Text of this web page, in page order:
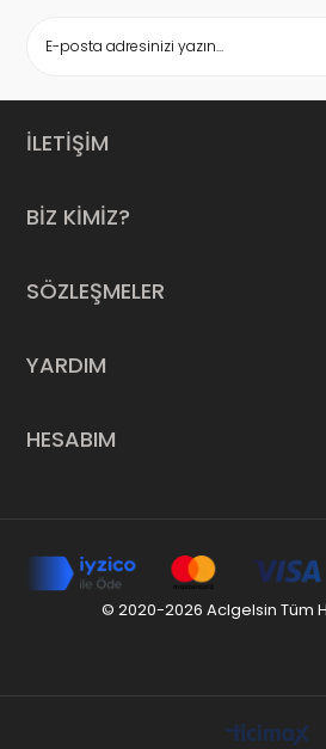
İLETİŞİM
BİZ KİMİZ?
SÖZLEŞMELER
YARDIM
HESABIM
© 2020-2026 Aclgelsin Tüm